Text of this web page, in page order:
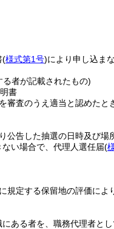
(様式第1号)により申し込ま
者が記載されたもの)
書
審査のうえ適当と認めたと
公告した抽選の日時及び場
い場合で、代理人選任届(
に規定する保留地の評価によ
ある者を、職務代理者と